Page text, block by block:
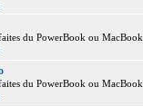
du PowerBook ou
du PowerBook ou